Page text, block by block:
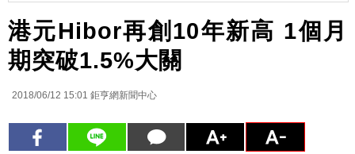
港元Hibor再創10年新高 1個月
期突破1.5%大關
2018/06/12 15:01 鉅亨網新聞中心